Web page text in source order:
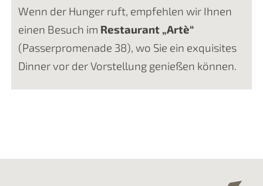
Wenn der Hunger ruft, empfehlen wir Ihnen
einen Besuch im Restaurant „Artè“
(Passerpromenade 38), wo Sie ein exquisites
Dinner vor der Vorstellung genießen können.